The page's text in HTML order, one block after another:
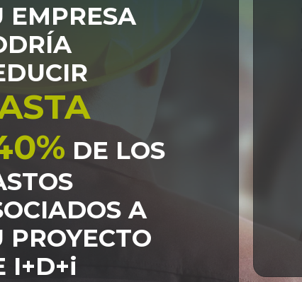
EMPRESA
DE LOS
A
PROYECTO
I+D+i